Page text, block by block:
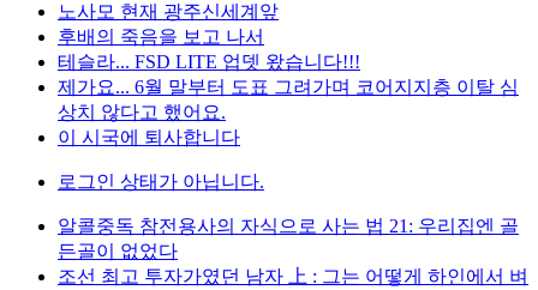
노사모 현재 광주신세계앞
후배의 죽음을 보고 나서
테슬라... FSD LITE 업뎃 왔습니다!!!
제가요... 6월 말부터 도표 그려가며 코어지지층 이탈 심
상치 않다고 했어요.
이 시국에 퇴사합니다
로그인 상태가 아닙니다.
알콜중독 참전용사의 자식으로 사는 법 21: 우리집엔 골
든골이 없었다
조선 최고 투자가였던 남자 上 : 그는 어떻게 하인에서 벼